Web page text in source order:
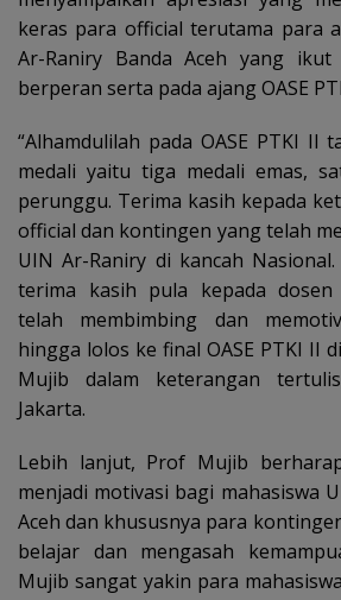
keras para official terutama para
Ar-Raniry Banda Aceh yang
berperan serta pada ajang OASE
“Alhamdulilah pada OASE PTKI II
medali yaitu tiga medali emas,
perunggu. Terima kasih kepada
official dan kontingen yang telah
UIN Ar-Raniry di kancah
terima kasih pula kepada
telah membimbing dan
hingga lolos ke final OASE PTKI II
Mujib dalam keterangan
Jakarta.
Lebih lanjut, Prof Mujib
menjadi motivasi bagi mahasiswa
Aceh dan khususnya para
belajar dan mengasah
Mujib sangat yakin para